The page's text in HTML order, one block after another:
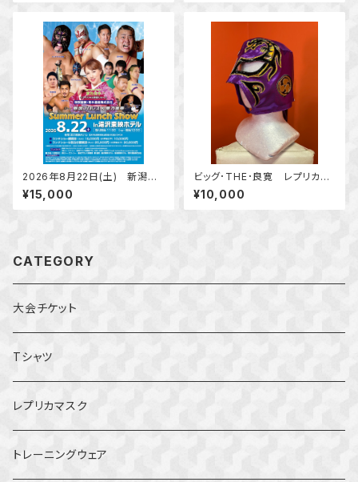
2026年8月22日(土) 新潟プ
ロレス＆華乃美幸 Summer L
unch Show In 湯沢東映ホテ
ル ランチ付観戦券（大人）
¥15,000
ビッグ･THE･良寛 レプリカマ
スク
¥10,000
CATEGORY
大会チケット
Tシャツ
レプリカマスク
トレーニングウェア